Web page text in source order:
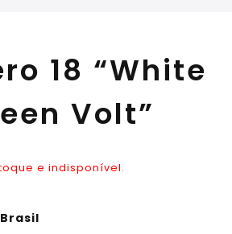
18 “White
Volt”
e indisponível.